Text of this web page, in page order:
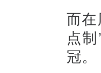
而
点
冠。